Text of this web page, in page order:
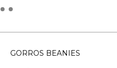
GORROS BEANIES